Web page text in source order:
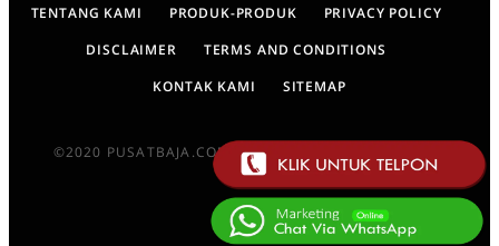
TENTANG KAMI PRODUK-PRODUK
PRIVACY POLICY
DISCLAIMER
TERMS AND CONDITIONS
KONTAK KAMI
SITEMAP
©2020 PUSATBAJA.COM DESIGNED BY : M-ZAM ZAMI
TOP